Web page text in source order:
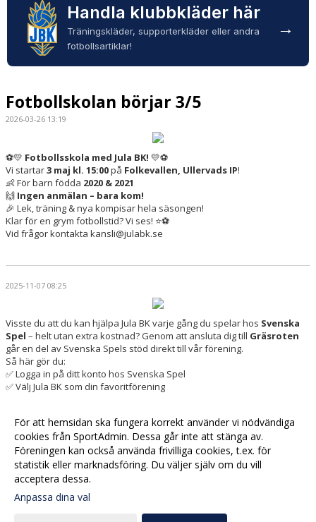
Handla klubbkläder här
Träningskläder, supporterkläder eller andra
fotbollsartiklar!
→
Fotbollskolan börjar 3/5
2026-03-26 13:19
⚽️💛 Fotbollsskola med Jula BK! 💛⚽️
Vi startar3 maj kl. 15:00på Folkevallen, Ullervads IP!
👶 För barn födda 2020 & 2021
🙌 Ingen anmälan – bara kom!
🎉 Lek, träning & nya kompisar hela säsongen!
Klar för en grym fotbollstid? Vi ses! ⭐️⚽️
Vid frågor kontakta kansli@julabk.se
2025-11-07 08:25
Visste du att du kan hjälpa Jula BK varje gång du spelar hos Svenska
Spel – helt utan extra kostnad? Genom att ansluta dig till Gräsroten
går en del av Svenska Spels stöd direkt till vår förening.
Så här gör du:
✅ Logga in på ditt konto hos Svenska Spel
✅ Välj Jula BK som din favoritförening
Tack för att du stöttar Jula BK! 💙⚽
För att hemsidan ska fungera korrekt använder vi nödvändiga
cookies från SportAdmin. Dessa går inte att stänga av.
Föreningen kan också använda frivilliga cookies, t.ex. för
statistik eller marknadsföring. Du väljer själv om du vill
acceptera dessa.
Anpassa dina val